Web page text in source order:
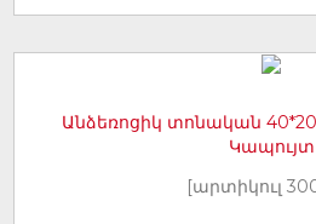
Անձեռոցիկ տոնական
Կապույտ
[արտիկուլ